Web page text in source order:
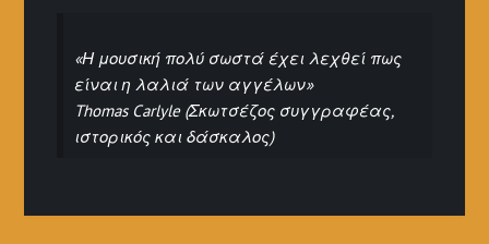
«Η μουσική πολύ σωστά έχει λεχθεί πως
είναι η λαλιά των αγγέλων»
Thomas Carlyle (Σκωτσέζος συγγραφέας,
ιστορικός και δάσκαλος)